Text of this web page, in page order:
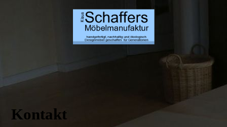
Kontakt